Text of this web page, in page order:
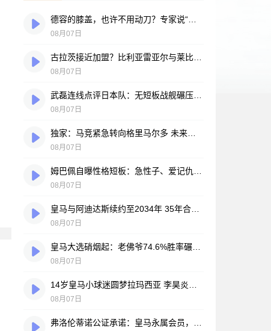
08月07日
08月07日
08月07日
08月07日
08月07日
08月07日
08月07日
08月07日